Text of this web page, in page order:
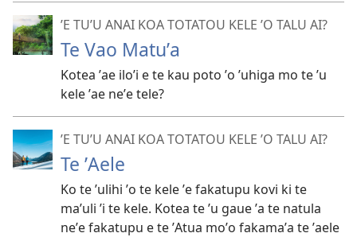
ʼE TUʼU ANAI KOA TOTATOU KELE ʼO TALU AI?
Te Vao Matuʼa
Kotea ʼae iloʼi e te kau poto ʼo ʼuhiga mo te ʼu
kele ʼae neʼe tele?
ʼE TUʼU ANAI KOA TOTATOU KELE ʼO TALU AI?
Te ʼAele
Ko te ʼulihi ʼo te kele ʼe fakatupu kovi ki te
maʼuli ʼi te kele. Kotea te ʼu gaue ʼa te natula
neʼe fakatupu e te ʼAtua moʼo fakamaʼa te ʼaele